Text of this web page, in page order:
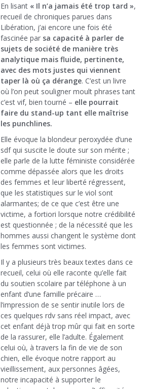
En lisant « Il n’a jamais été trop tard »,
recueil de chroniques parues dans
Libération, j’ai encore une fois été
fascinée par sa capacité à parler de
sujets de société de manière très
analytique mais fluide, pertinente,
avec des mots justes qui viennent
taper là où ça dérange. C’est un livre
où l’on peut souligner moult phrases tant
c’est vif, bien tourné – elle pourrait
faire du stand-up tant elle maîtrise
les punchlines.
Elle évoque la blondeur peroxydée d’une
sdf qui suscite le doute sur son mérite ;
elle parle de la lutte féministe considérée
comme dépassée alors que les droits
des femmes et leur liberté régressent,
que les statistiques sur le viol sont
alarmantes; de ce que c’est être une
victime, a fortiori lorsque notre crédibilité
est questionnée ; de la nécessité que les
hommes aussi changent le système dont
les femmes sont victimes.
Il y a plusieurs très beaux textes dans ce
recueil, celui où elle raconte qu’elle fait
du soutien scolaire par téléphone à un
enfant d’une famille précaire …
l’impression de se sentir inutile lors de
ces quelques rdv sans réel impact, avec
cet enfant déjà trop mûr qui fait en sorte
de la rassurer, elle l’adulte. Également
celui où, à travers la fin de vie de son
chien, elle évoque notre rapport au
vieillissement, aux personnes âgées,
notre incapacité à supporter le